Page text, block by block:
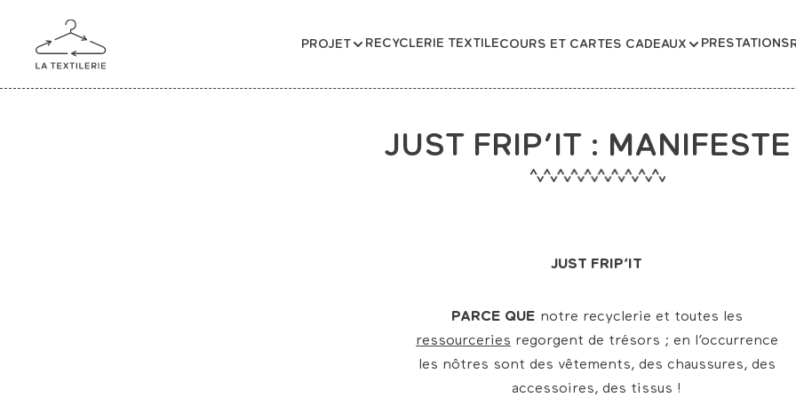
PROJET RECYCLERIE TEXTILECOURS ET CARTES CADEAUX PRESTATIONS
JUST FRIP’IT : MANIFESTE
JUST FRIP’IT
PARCE QUE notre recyclerie et toutes les
ressourceries regorgent de trésors ; en l’occurrence
les nôtres sont des vêtements, des chaussures, des
accessoires, des tissus !